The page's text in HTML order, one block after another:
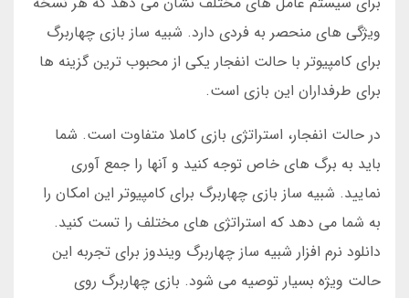
ویژگی های منحصر به فردی دارد. شبیه ساز بازی چهاربرگ
برای کامپیوتر با حالت انفجار یکی از محبوب ترین گزینه ها
برای طرفداران این بازی است.
در حالت انفجار، استراتژی بازی کاملا متفاوت است. شما
باید به برگ های خاص توجه کنید و آنها را جمع آوری
نمایید. شبیه ساز بازی چهاربرگ برای کامپیوتر این امکان را
به شما می دهد که استراتژی های مختلف را تست کنید.
دانلود نرم افزار شبیه ساز چهاربرگ ویندوز برای تجربه این
حالت ویژه بسیار توصیه می شود. بازی چهاربرگ روی